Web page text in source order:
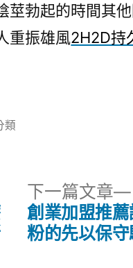
莖勃起的時間其
重振雄風2H2D持
類
下一篇文章
創業加盟推
粉的先以保